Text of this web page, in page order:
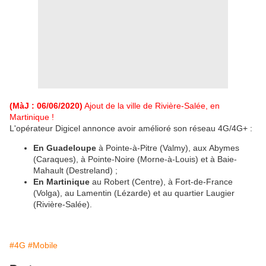
(MàJ : 06/06/2020) Ajout de la ville de Rivière-Salée, en
Martinique !
L'opérateur Digicel annonce avoir amélioré son réseau 4G/4G+ :
En Guadeloupe à Pointe-à-Pitre (Valmy), aux Abymes
(Caraques), à Pointe-Noire (Morne-à-Louis) et à Baie-
Mahault (Destreland) ;
En Martinique au Robert (Centre), à Fort-de-France
(Volga), au Lamentin (Lézarde) et au quartier Laugier
(Rivière-Salée).
#4G #Mobile